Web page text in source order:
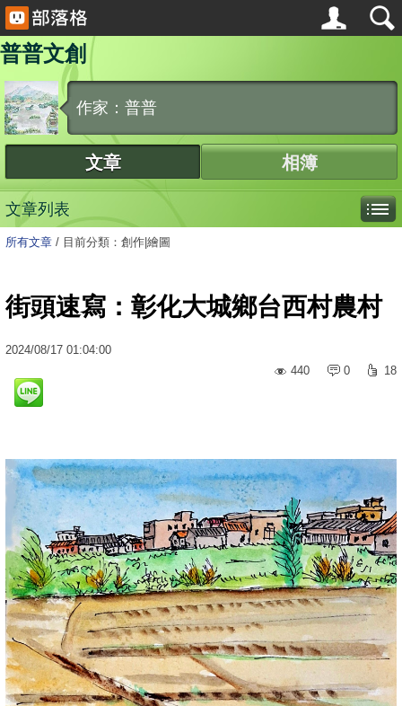
普普文創
作家：普普
文章 相簿
文章列表
所有文章 / 目前分類：創作|繪圖
街頭速寫：彰化大城鄉台西村農村
2024/08/17 01:04:00
440
0 18